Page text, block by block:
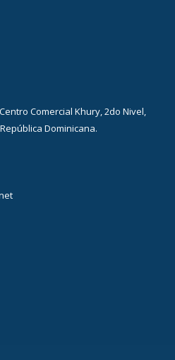
Comercial Khury, 2do Nivel,
Dominicana.